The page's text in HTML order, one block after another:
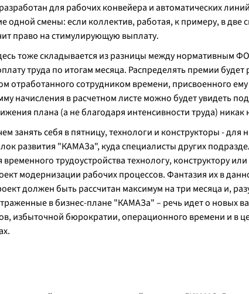
для рабочих конвейера и автоматических
одной смены: если коллектив, работая, к примеру, в две
право на стимулирующую выплату.
тоже складывается из разницы между нормативным
труда по итогам месяца. Распределять премии будет
отработанного сотрудником времени, присвоенного
начисления в расчетном листе можно будет увидеть
плана (а не благодаря интенсивности труда) никак
занять себя в пятницу, технологи и конструкторы -
развития "КАМАЗа", куда специалисты других
трудоустройства технологу, конструктору
модернизации рабочих процессов. Фантазия их в
должен быть рассчитан максимум на три месяца и,
в бизнес-плане "КАМАЗа" – речь идет о новых
избыточной бюрократии, операционного времени и в